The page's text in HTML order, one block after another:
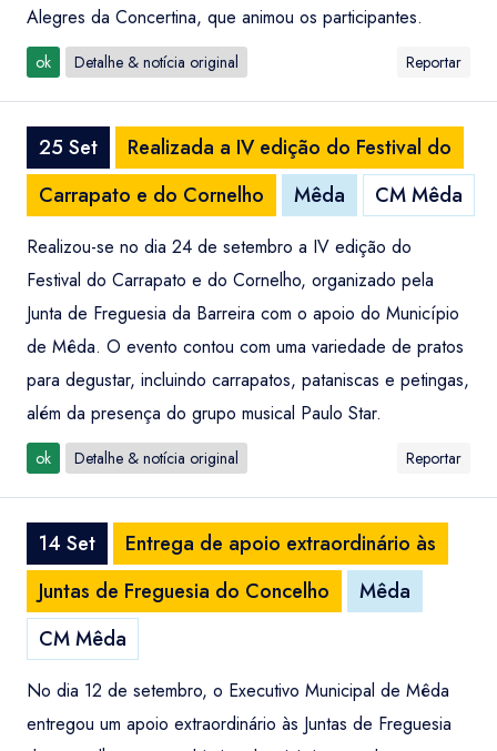
Alegres da Concertina, que animou os participantes.
ok Detalhe & notícia original Reportar
25 Set
Realizada a IV edição do Festival do
Carrapato e do Cornelho
Mêda CM Mêda
Realizou-se no dia 24 de setembro a IV edição do
Festival do Carrapato e do Cornelho, organizado pela
Junta de Freguesia da Barreira com o apoio do Município
de Mêda. O evento contou com uma variedade de pratos
para degustar, incluindo carrapatos, pataniscas e petingas,
além da presença do grupo musical Paulo Star.
ok Detalhe & notícia original Reportar
14 Set
Entrega de apoio extraordinário às
Juntas de Freguesia do Concelho
Mêda
CM Mêda
No dia 12 de setembro, o Executivo Municipal de Mêda
entregou um apoio extraordinário às Juntas de Freguesia